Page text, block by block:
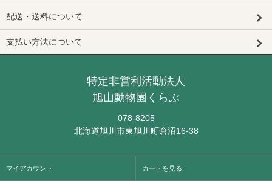
配送・送料について
支払い方法について
特定非営利活動法人
旭山動物園くらぶ
078-8205
北海道旭川市東旭川町倉沼16-38
マイアカウント カートを見る